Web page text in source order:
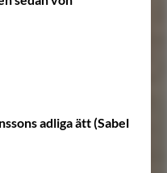
adliga ätt (Sabel